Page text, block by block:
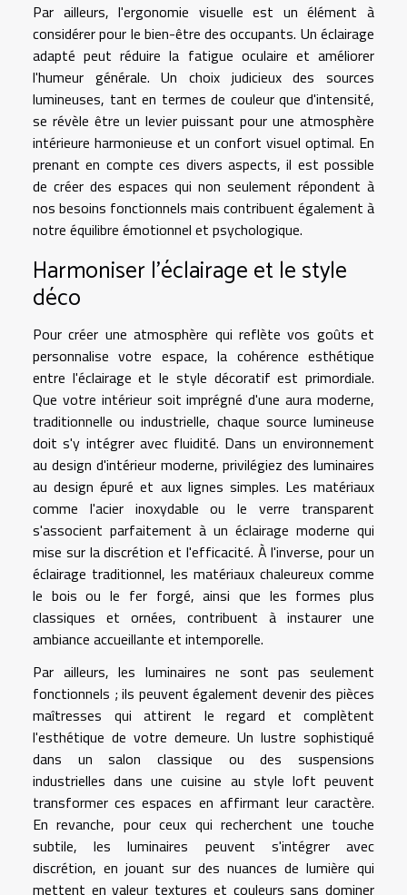
Par ailleurs, l'ergonomie visuelle est un élément à
considérer pour le bien-être des occupants. Un éclairage
adapté peut réduire la fatigue oculaire et améliorer
l'humeur générale. Un choix judicieux des sources
lumineuses, tant en termes de couleur que d'intensité,
se révèle être un levier puissant pour une atmosphère
intérieure harmonieuse et un confort visuel optimal. En
prenant en compte ces divers aspects, il est possible
de créer des espaces qui non seulement répondent à
nos besoins fonctionnels mais contribuent également à
notre équilibre émotionnel et psychologique.
Harmoniser l'éclairage et le style
déco
Pour créer une atmosphère qui reflète vos goûts et
personnalise votre espace, la cohérence esthétique
entre l'éclairage et le style décoratif est primordiale.
Que votre intérieur soit imprégné d'une aura moderne,
traditionnelle ou industrielle, chaque source lumineuse
doit s'y intégrer avec fluidité. Dans un environnement
au design d'intérieur moderne, privilégiez des luminaires
au design épuré et aux lignes simples. Les matériaux
comme l'acier inoxydable ou le verre transparent
s'associent parfaitement à un éclairage moderne qui
mise sur la discrétion et l'efficacité. À l'inverse, pour un
éclairage traditionnel, les matériaux chaleureux comme
le bois ou le fer forgé, ainsi que les formes plus
classiques et ornées, contribuent à instaurer une
ambiance accueillante et intemporelle.
Par ailleurs, les luminaires ne sont pas seulement
fonctionnels ; ils peuvent également devenir des pièces
maîtresses qui attirent le regard et complètent
l'esthétique de votre demeure. Un lustre sophistiqué
dans un salon classique ou des suspensions
industrielles dans une cuisine au style loft peuvent
transformer ces espaces en affirmant leur caractère.
En revanche, pour ceux qui recherchent une touche
subtile, les luminaires peuvent s'intégrer avec
discrétion, en jouant sur des nuances de lumière qui
mettent en valeur textures et couleurs sans dominer